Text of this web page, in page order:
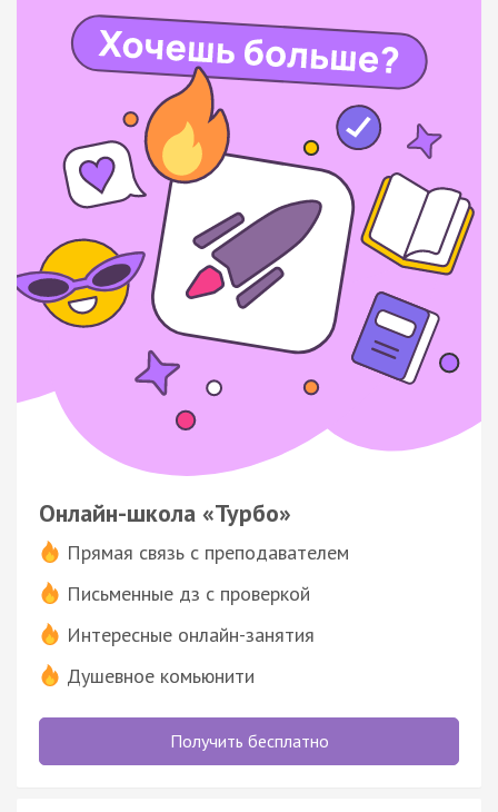
Онлайн-школа «Турбо»
Прямая связь с преподавателем
Письменные дз с проверкой
Интересные онлайн-занятия
Душевное комьюнити
Получить бесплатно